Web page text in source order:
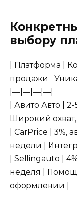
выбору
| Платформа |
продажи |
|—|—|—|—|
| Авито Авто |
Широкий охват,
| CarPrice | 3%,
недели |
| Sellingauto |
неделя |
оформлении |